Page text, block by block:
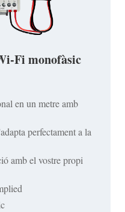
Fi monofàsic
en un metre amb
perfectament a la
amb el vostre propi